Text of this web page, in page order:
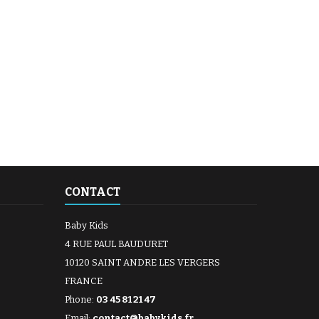
CONTACT
Baby Kids
4 RUE PAUL BAUDURET
10120 SAINT ANDRE LES VERGERS
FRANCE
Phone: 03 45 81 21 47